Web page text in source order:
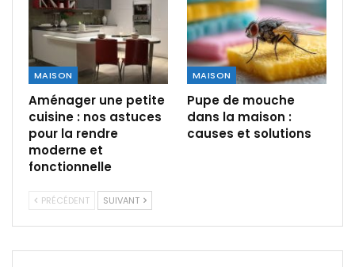
MAISON
Aménager une petite
cuisine : nos astuces
pour la rendre
moderne et
fonctionnelle
MAISON
Pupe de mouche
dans la maison :
causes et solutions
PRÉCÉDENT SUIVANT